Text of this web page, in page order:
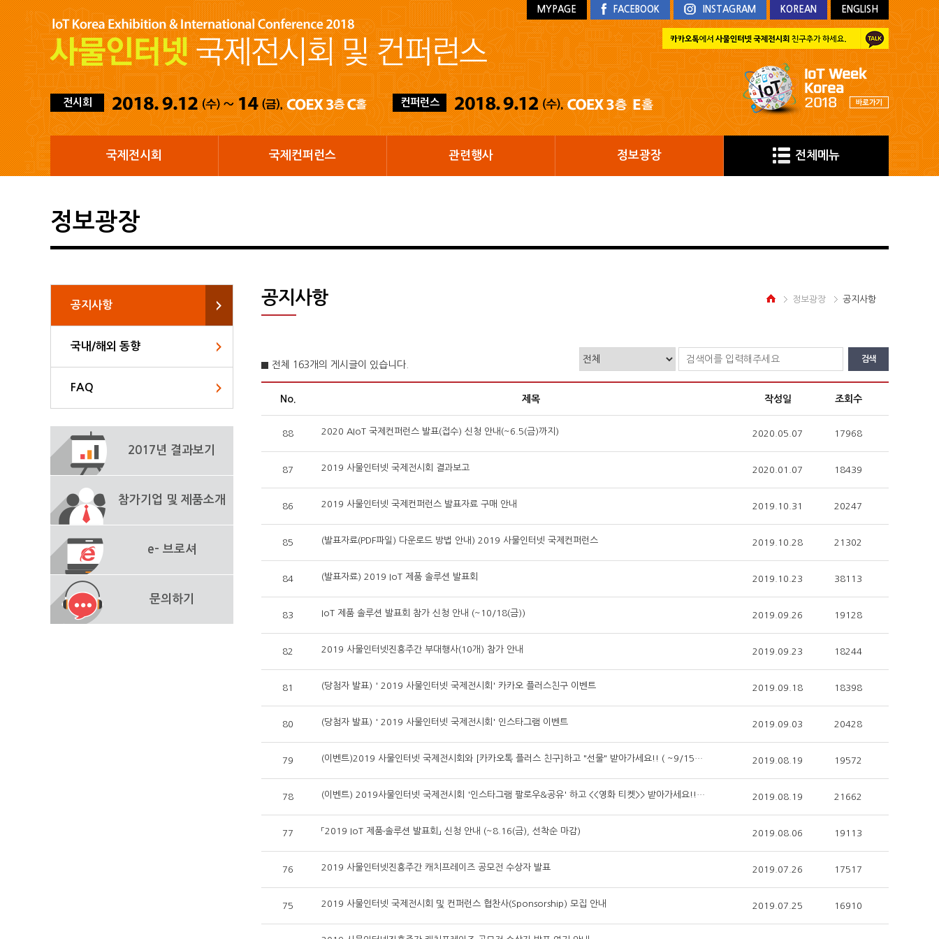
MYPAGE FACEBOOK INSTAGRAM KOREAN ENGLISH
전시회 컨퍼런스
국제전시회 국제컨퍼런스 관련행사 정보광장 전체메뉴
정보광장
공지사항
국내/해외 동향
FAQ
2017년 결과보기
참가기업 및 제품소개
e- 브로셔
문의하기
공지사항 정보광장 공지사항
전체 163개의 게시글이 있습니다.
검색
No. 제목 작성일 조회수
88 2020 AIoT 국제컨퍼런스 발표(접수) 신청 안내(~6.5(금)까지) 2020.05.07 17968
87 2019 사물인터넷 국제전시회 결과보고 2020.01.07 18439
86 2019 사물인터넷 국제컨퍼런스 발표자료 구매 안내 2019.10.31 20247
85 (발표자료(PDF파일) 다운로드 방법 안내) 2019 사물인터넷 국제컨퍼런스 2019.10.28 21302
84 (발표자료) 2019 IoT 제품 솔루션 발표회 2019.10.23 38113
83 IoT 제품 솔루션 발표회 참가 신청 안내 (~10/18(금)) 2019.09.26 19128
82 2019 사물인터넷진흥주간 부대행사(10개) 참가 안내 2019.09.23 18244
81 (당첨자 발표) ' 2019 사물인터넷 국제전시회' 카카오 플러스친구 이벤트 2019.09.18 18398
80 (당첨자 발표) ' 2019 사물인터넷 국제전시회' 인스타그램 이벤트 2019.09.03 20428
79 (이벤트)2019 사물인터넷 국제전시회와 [카카오톡 플러스 친구]하고 "선물" 받아가세요!! ( ~9/15(일)) 2019.08.19 19572
78 (이벤트) 2019사물인터넷 국제전시회 '인스타그램 팔로우&공유' 하고 <<영화 티켓>> 받아가세요!! (~8/28(수)) 2019.08.19 21662
77 「2019 IoT 제품‧솔루션 발표회」 신청 안내 (~8.16(금), 선착순 마감) 2019.08.06 19113
76 2019 사물인터넷진흥주간 캐치프레이즈 공모전 수상자 발표 2019.07.26 17517
75 2019 사물인터넷 국제전시회 및 컨퍼런스 협찬사(Sponsorship) 모집 안내 2019.07.25 16910